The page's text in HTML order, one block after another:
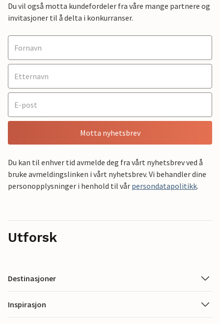
Du vil også motta kundefordeler fra våre mange partnere og
invitasjoner til å delta i konkurranser.
Motta nyhetsbrev
Du kan til enhver tid avmelde deg fra vårt nyhetsbrev ved å
bruke avmeldingslinken i vårt nyhetsbrev. Vi behandler dine
personopplysninger i henhold til vår persondatapolitikk.
Utforsk
Destinasjoner
Inspirasjon